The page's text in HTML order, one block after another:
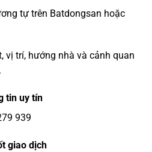
tự trên Batdongsan hoặc
vị trí, hướng nhà và cảnh quan
tin uy tín
939
giao dịch